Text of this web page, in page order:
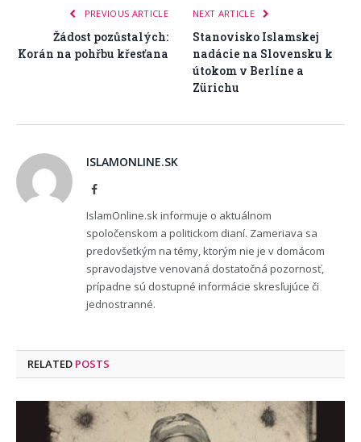
PREVIOUS ARTICLE
Žádost pozůstalých:
Korán na pohřbu křesťana
NEXT ARTICLE
Stanovisko Islamskej
nadácie na Slovensku k
útokom v Berlíne a
Zürichu
ISLAMONLINE.SK
Facebook
IslamOnline.sk informuje o aktuálnom
spoločenskom a politickom dianí. Zameriava sa
predovšetkým na témy, ktorým nie je v domácom
spravodajstve venovaná dostatočná pozornosť,
prípadne sú dostupné informácie skresľujúce či
jednostranné.
RELATED POSTS